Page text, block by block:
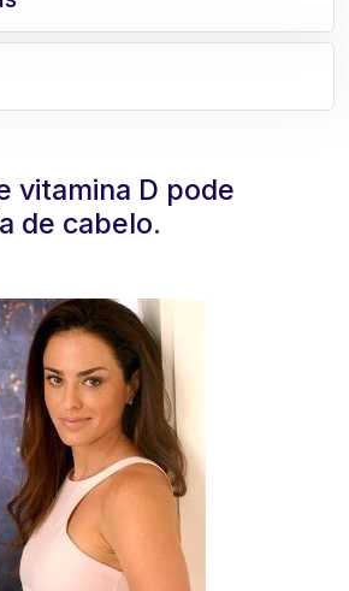
vitamina D pode
de cabelo.